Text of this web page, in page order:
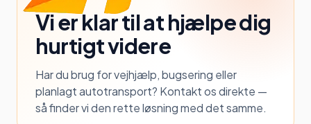
Vi er klar til at hjælpe dig
hurtigt videre
Har du brug for vejhjælp, bugsering eller
planlagt autotransport? Kontakt os direkte —
så finder vi den rette løsning med det samme.